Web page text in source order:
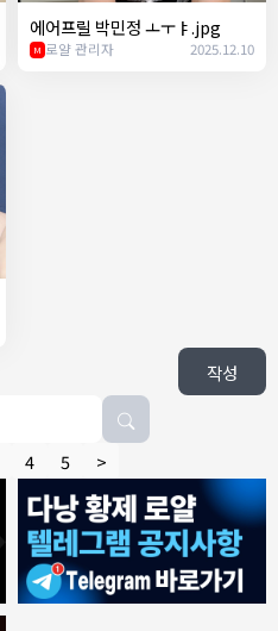
에어프릴 박민정 ㅗㅜㅑ.jpg
M 로얄 관리자 2025.12.10
작성
4 5 >